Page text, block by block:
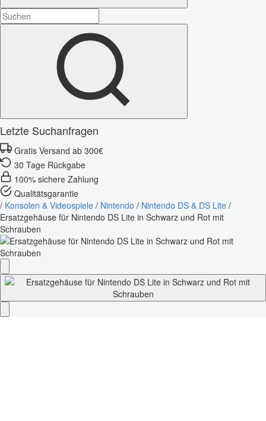
Letzte Suchanfragen
Gratis Versand ab 300€
30 Tage Rückgabe
100% sichere Zahlung
Qualitätsgarantie
/ Konsolen & Videospiele / Nintendo / Nintendo DS & DS Lite /
Ersatzgehäuse für Nintendo DS Lite in Schwarz und Rot mit
Schrauben